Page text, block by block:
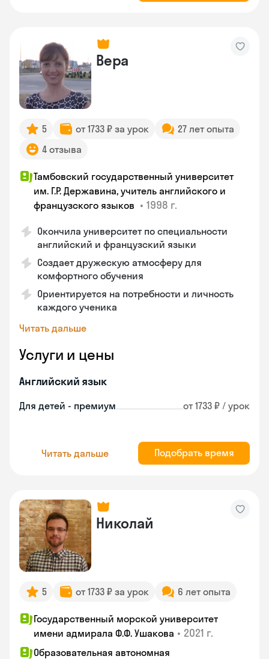
Вера
5 от 1733 ₽ за урок
27 лет опыта
4 отзыва
Тамбовский государственный университет
им. Г.Р. Державина, учитель английского и
французского языков • 1998 г.
Окончила университет по специальности
английский и французский языки
Создает дружескую атмосферу для
комфортного обучения
Ориентируется на потребности и личность
каждого ученика
Читать дальше
Услуги и цены
Английский язык
Для детей - премиум от 1733 ₽ / урок
Читать дальше Подобрать время
Николай
5 от 1733 ₽ за урок 6 лет опыта
Государственный морской университет
имени адмирала Ф.Ф. Ушакова • 2021 г.
Образовательная автономная